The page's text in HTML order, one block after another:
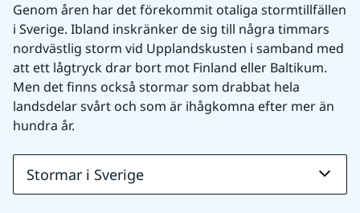
Genom åren har det förekommit otaliga stormtillfällen
i Sverige. Ibland inskränker de sig till några timmars
nordvästlig storm vid Upplandskusten i samband med
att ett lågtryck drar bort mot Finland eller Baltikum.
Men det finns också stormar som drabbat hela
landsdelar svårt och som är ihågkomna efter mer än
hundra år.
Stormar i Sverige